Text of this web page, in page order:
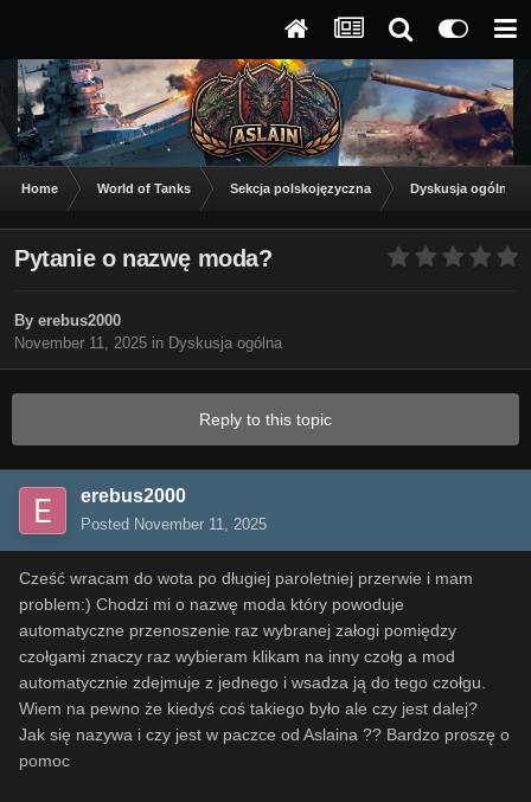
Home World of Tanks Sekcja polskojęzyczna Dyskusja ogólna
Pytanie o nazwę moda?
By erebus2000
November 11, 2025 in Dyskusja ogólna
Reply to this topic
erebus2000
Posted November 11, 2025
Cześć wracam do wota po długiej paroletniej przerwie i mam
problem:) Chodzi mi o nazwę moda który powoduje
automatyczne przenoszenie raz wybranej załogi pomiędzy
czołgami znaczy raz wybieram klikam na inny czołg a mod
automatycznie zdejmuje z jednego i wsadza ją do tego czołgu.
Wiem na pewno że kiedyś coś takiego było ale czy jest dalej?
Jak się nazywa i czy jest w paczce od Aslaina ?? Bardzo proszę o
pomoc